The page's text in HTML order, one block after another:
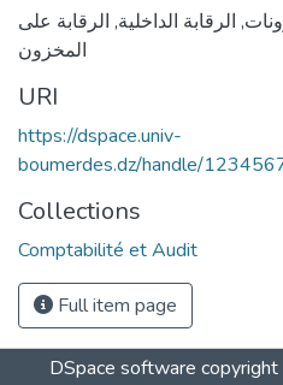
, الرقابة الداخلية, الرقابة على
المخزون
URI
https://dspace.univ-
boumerdes.dz/handle/
Collections
Comptabilité et Audit
Full item page
DSpace software